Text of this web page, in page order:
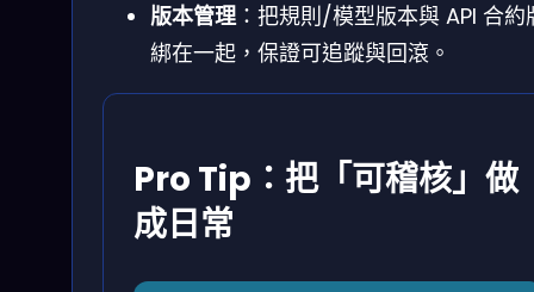
版本管理：把規則/模型版本與 API 合約
綁在一起，保證可追蹤與回滾。
Pro Tip：把「可稽核」做
成日常